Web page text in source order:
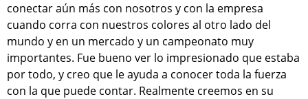
conectar aún más con nosotros y con la empresa
cuando corra con nuestros colores al otro lado del
mundo y en un mercado y un campeonato muy
importantes. Fue bueno ver lo impresionado que estaba
por todo, y creo que le ayuda a conocer toda la fuerza
con la que puede contar. Realmente creemos en su